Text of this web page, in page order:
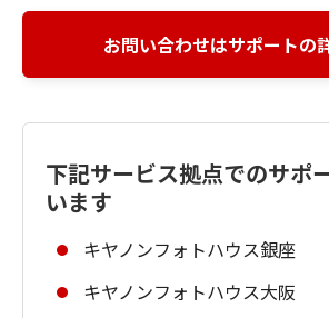
お問い合わせはサポートの
下記サービス拠点でのサポ
います
キヤノンフォトハウス銀座
キヤノンフォトハウス大阪